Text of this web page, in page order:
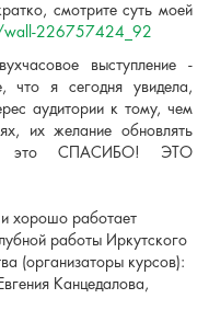
смотрите суть моей
wall-226757424_92
выступление -
что я сегодня увидела,
аудитории к тому, чем
их желание обновлять
это СПАСИБО! ЭТО
хорошо работает
работы Иркутского
(организаторы курсов):
Канцедалова,